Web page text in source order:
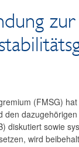
(FMSG)
den
diskutiert sowie
wird